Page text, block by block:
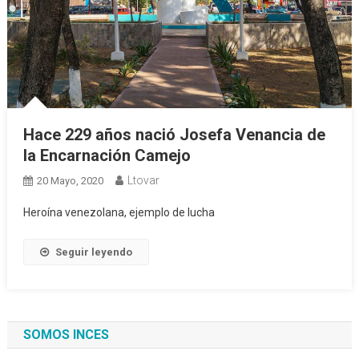
Hace 229 años nació Josefa Venancia de
la Encarnación Camejo
20 Mayo, 2020 Ltovar
Heroína venezolana, ejemplo de lucha
Seguir leyendo
SOMOS INCES